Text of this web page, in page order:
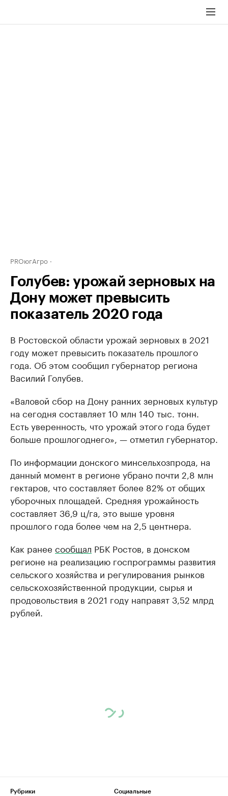
PROюгАгро
Голубев: урожай зерновых на
Дону может превысить
показатель 2020 года
В Ростовской области урожай зерновых в 2021
году может превысить показатель прошлого
года. Об этом сообщил губернатор региона
Василий Голубев.
«Валовой сбор на Дону ранних зерновых культур
на сегодня составляет 10 млн 140 тыс. тонн.
Есть уверенность, что урожай этого года будет
больше прошлогоднего», — отметил губернатор.
По информации донского минсельхозпрода, на
данный момент в регионе убрано почти 2,8 млн
гектаров, что составляет более 82% от общих
уборочных площадей. Средняя урожайность
составляет 36,9 ц/га, это выше уровня
прошлого года более чем на 2,5 центнера.
Как ранее сообщал РБК Ростов, в донском
регионе на реализацию госпрограммы развития
сельского хозяйства и регулирования рынков
сельскохозяйственной продукции, сырья и
продовольствия в 2021 году направят 3,52 млрд
рублей.
Рубрики
Социальные